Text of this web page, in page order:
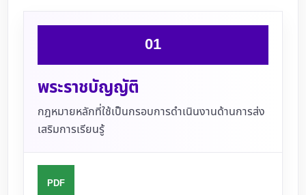
01
พระราชบัญญัติ
กฎหมายหลักที่ใช้เป็นกรอบการดำเนินงานด้านการส่ง
เสริมการเรียนรู้
PDF